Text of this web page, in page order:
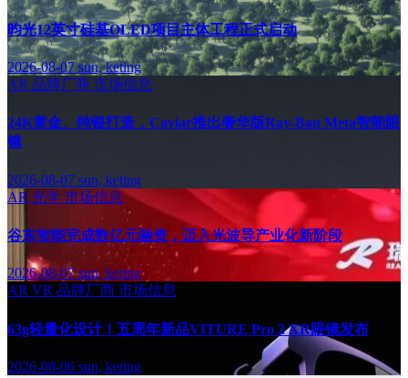
昀光12英寸硅基OLED项目主体工程正式启动
2026-08-07sun, keting
AR 品牌厂商 市场信息
24K黄金、纯银打造，Caviar推出奢华版Ray-Ban Meta智能眼
镜
2026-08-07 sun, keting
AR 光学 市场信息
谷东智能完成数亿元融资，迈入光波导产业化新阶段
2026-08-07sun, keting
AR VR 品牌厂商 市场信息
63g轻量化设计！五周年新品VITURE Pro 2 XR眼镜发布
2026-08-06 sun, keting